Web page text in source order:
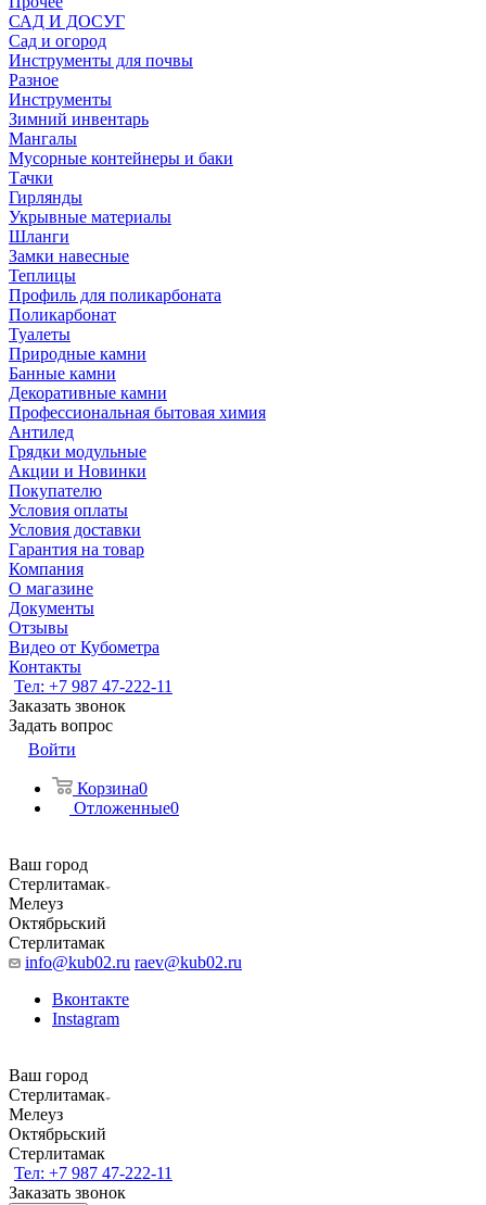
САД И ДОСУГ
Сад и огород
Инструменты для почвы
Разное
Инструменты
Зимний инвентарь
Мангалы
Мусорные контейнеры и баки
Тачки
Гирлянды
Укрывные материалы
Шланги
Замки навесные
Теплицы
Профиль для поликарбоната
Поликарбонат
Туалеты
Природные камни
Банные камни
Декоративные камни
Профессиональная бытовая химия
Антилед
Грядки модульные
Акции и Новинки
Покупателю
Условия оплаты
Условия доставки
Гарантия на товар
Компания
О магазине
Документы
Отзывы
Видео от Кубометра
Контакты
Тел: +7 987 47-222-11
Заказать звонок
Задать вопрос
Войти
Корзина0
Отложенные0
Ваш город
Стерлитамак
Мелеуз
Октябрьский
Стерлитамак
info@kub02.ru raev@kub02.ru
Вконтакте
Instagram
Ваш город
Стерлитамак
Мелеуз
Октябрьский
Стерлитамак
Тел: +7 987 47-222-11
Заказать звонок